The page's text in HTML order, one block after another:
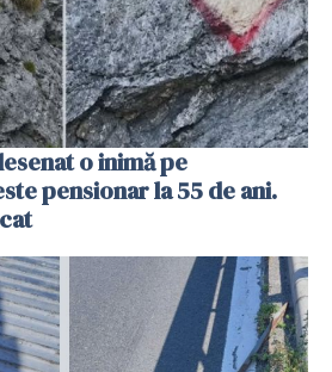
o inimă pe
pensionar la 55 de ani.